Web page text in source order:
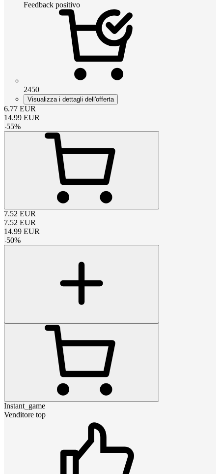
Feedback positivo
2450
Visualizza i dettagli dell'offerta
6.77 EUR
14.99 EUR
-55%
7.52 EUR
7.52 EUR
14.99 EUR
-50%
Instant_game
Venditore top